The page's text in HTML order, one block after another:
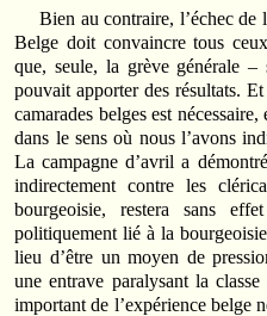
Bien au contraire, l’échec
Belge doit convaincre tous
que, seule, la grève générale
pouvait apporter des résultats.
camarades belges est
dans le sens où nous l’avons
La campagne d’avril a
indirectement contre les
bourgeoisie, restera sans
politiquement lié à la
lieu d’être un moyen de
une entrave paralysant la
important de l’expérience belge